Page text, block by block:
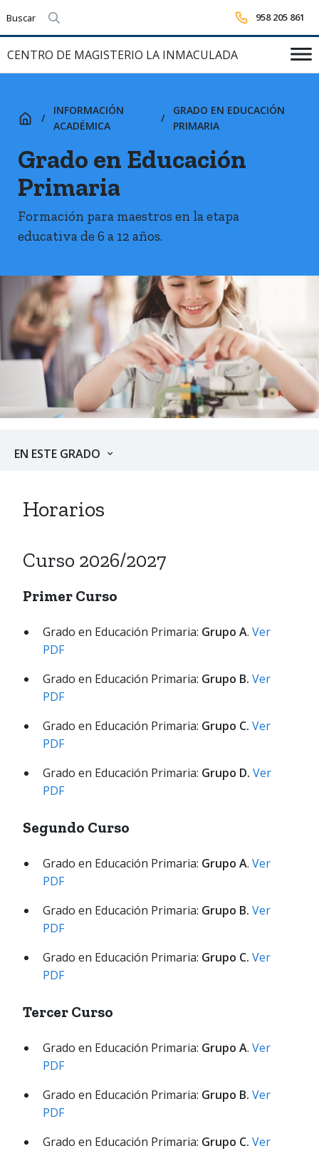
Realizar búsqueda 958 205 861
CENTRO DE MAGISTERIO LA INMACULADA
INICIO
INFORMACIÓN
ACADÉMICA
GRADO EN EDUCACIÓN
PRIMARIA
Grado en Educación
Primaria
Formación para maestros en la etapa
educativa de 6 a 12 años.
EN ESTE GRADO
Horarios
Curso 2026/2027
Primer Curso
Grado en Educación Primaria: Grupo A. Ver
PDF
Grado en Educación Primaria: Grupo B. Ver
PDF
Grado en Educación Primaria: Grupo C. Ver
PDF
Grado en Educación Primaria: Grupo D. Ver
PDF
Segundo Curso
Grado en Educación Primaria: Grupo A. Ver
PDF
Grado en Educación Primaria: Grupo B. Ver
PDF
Grado en Educación Primaria: Grupo C. Ver
PDF
Tercer Curso
Grado en Educación Primaria: Grupo A. Ver
PDF
Grado en Educación Primaria: Grupo B. Ver
PDF
Grado en Educación Primaria: Grupo C. Ver